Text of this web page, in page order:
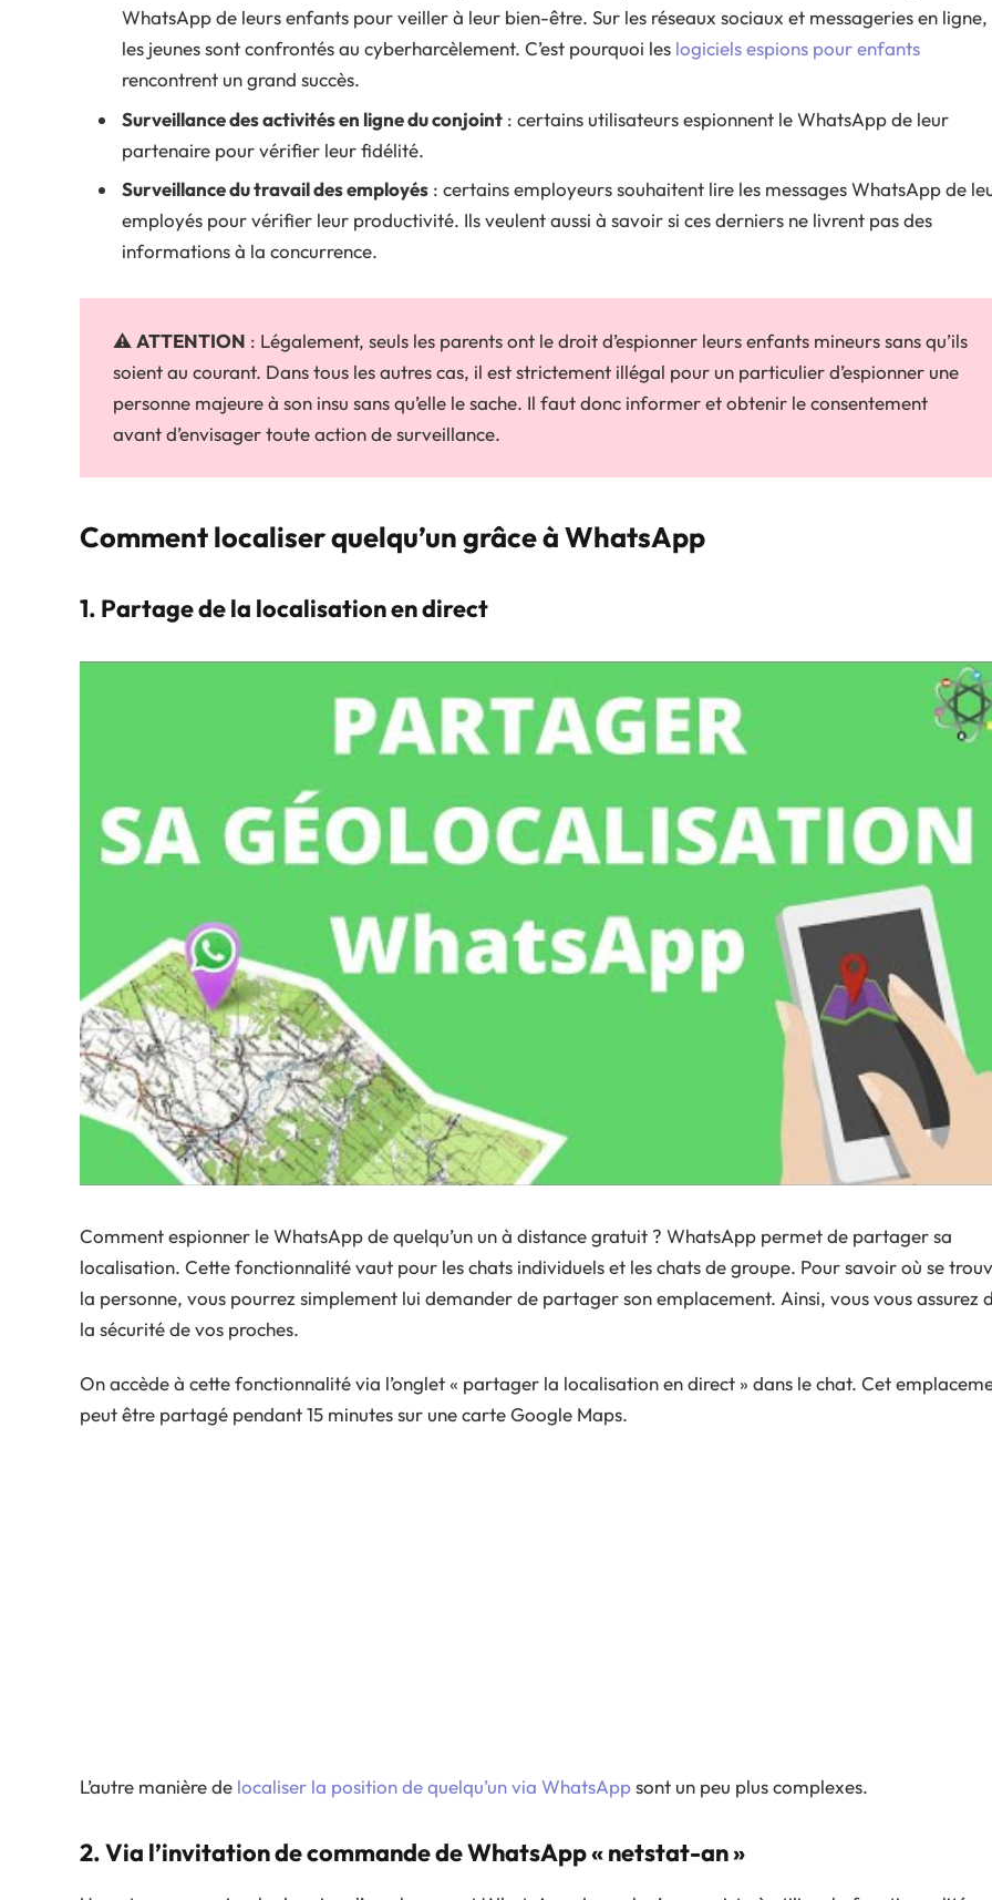
WhatsApp de leurs enfants pour veiller à leur bien-être. Sur les réseaux sociaux et messageries en ligne,
les jeunes sont confrontés au cyberharcèlement. C’est pourquoi les logiciels espions pour enfants
rencontrent un grand succès.
Surveillance des activités en ligne du conjoint : certains utilisateurs espionnent le WhatsApp de leur
partenaire pour vérifier leur fidélité.
Surveillance du travail des employés : certains employeurs souhaitent lire les messages WhatsApp de
employés pour vérifier leur productivité. Ils veulent aussi à savoir si ces derniers ne livrent pas des
informations à la concurrence.
⚠️ATTENTION : Légalement, seuls les parents ont le droit d’espionner leurs enfants mineurs sans qu’ils
soient au courant. Dans tous les autres cas, il est strictement illégal pour un particulier d’espionner une
personne majeure à son insu sans qu’elle le sache. Il faut donc informer et obtenir le consentement
avant d’envisager toute action de surveillance.
Comment localiser quelqu’un grâce à WhatsApp
1. Partage de la localisation en direct
Comment espionner le WhatsApp de quelqu’un un à distance gratuit ? WhatsApp permet de partager sa
localisation. Cette fonctionnalité vaut pour les chats individuels et les chats de groupe. Pour savoir où se
la personne, vous pourrez simplement lui demander de partager son emplacement. Ainsi, vous vous assurez
la sécurité de vos proches.
On accède à cette fonctionnalité via l’onglet « partager la localisation en direct » dans le chat. Cet
peut être partagé pendant 15 minutes sur une carte Google Maps.
L’autre manière de localiser la position de quelqu’un via WhatsAppsont un peu plus complexes.
2. Via l’invitation de commande de WhatsApp « netstat-an »